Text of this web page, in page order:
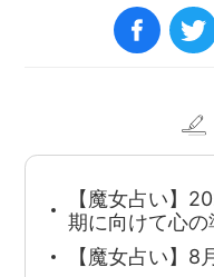
【魔女占い】
期に向けて心
【魔女占い】8